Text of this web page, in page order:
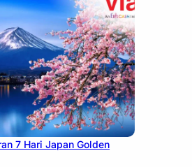
7 Hari Japan Golden